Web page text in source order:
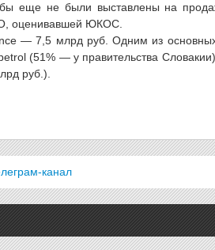
бы еще не были выставлены на
оценивавшей ЮКОС.
— 7,5 млрд руб. Одним из основных
(51% — у правительства
руб.).
канал